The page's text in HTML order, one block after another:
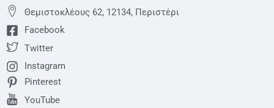
Θεμιστoκλέους 62, 12134, Περιστέρι
Facebook
Twitter
Instagram
Pinterest
YouTube